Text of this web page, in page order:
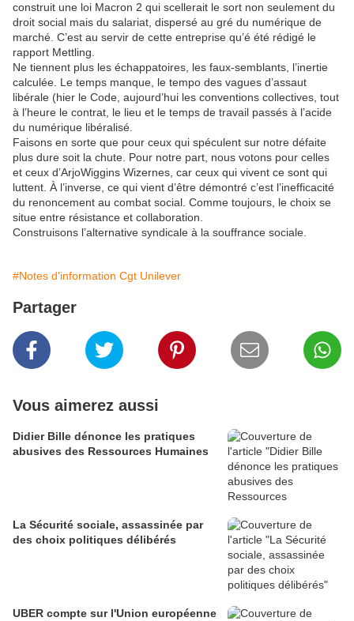
construit une loi Macron 2 qui scellerait le sort non seulement du
droit social mais du salariat, dispersé au gré du numérique de
marché. C’est au servir de cette entreprise qu’é été rédigé le
rapport Mettling.
Ne tiennent plus les échappatoires, les faux-semblants, l’inertie
calculée. Le temps manque, le tempo des vagues d’assaut
libérale (hier le Code, aujourd’hui les conventions collectives, tout
à l’heure le contrat, le lieu et le temps de travail passés à l’acide
du numérique libéralisé.
Faisons en sorte que pour ceux qui spéculent sur notre défaite
plus dure soit la chute. Pour notre part, nous votons pour celles
et ceux d’ArjoWiggins Wizernes, car ceux qui vivent ce sont qui
luttent. À l’inverse, ce qui vient d’être démontré c’est l’inefficacité
du renoncement au combat social. Comme toujours, le choix se
situe entre résistance et collaboration.
Construisons l’alternative syndicale à la souffrance sociale.
#Notes d'information Cgt Unilever
Partager
Vous aimerez aussi
Didier Bille dénonce les pratiques
abusives des Ressources Humaines
La Sécurité sociale, assassinée par
des choix politiques délibérés
UBER compte sur l'Union européenne